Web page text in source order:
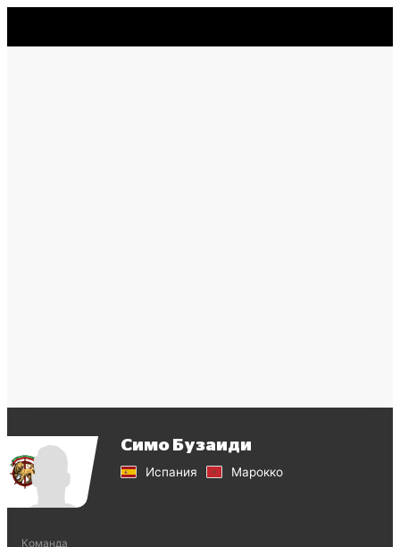
Симо Бузаиди
Испания Марокко
Команда